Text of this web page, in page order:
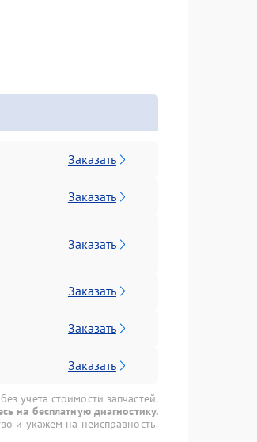
Заказать
Заказать
Заказать
Заказать
Заказать
Заказать
учета стоимости запчастей.
на бесплатную диагностику.
и укажем на неисправность.